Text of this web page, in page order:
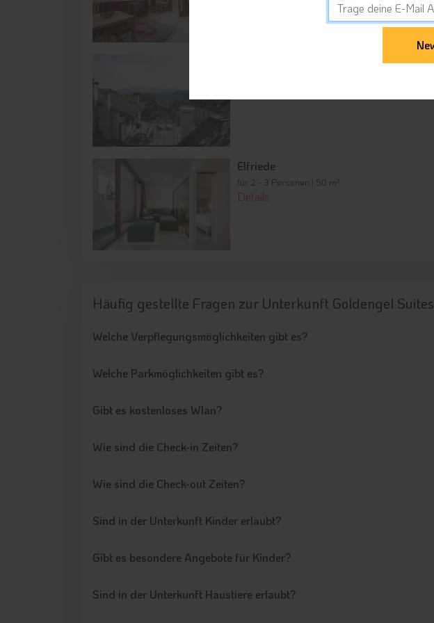
Elfriede
für 2 - 3 Personen | 50 m²
Details
Häufig gestellte Fragen zur Unterkunft Goldengel Suites
Welche Verpflegungsmöglichkeiten gibt es?
Welche Parkmöglichkeiten gibt es?
Gibt es kostenloses Wlan?
Wie sind die Check-in Zeiten?
Wie sind die Check-out Zeiten?
Sind in der Unterkunft Kinder erlaubt?
Gibt es besondere Angebote für Kinder?
Sind in der Unterkunft Haustiere erlaubt?